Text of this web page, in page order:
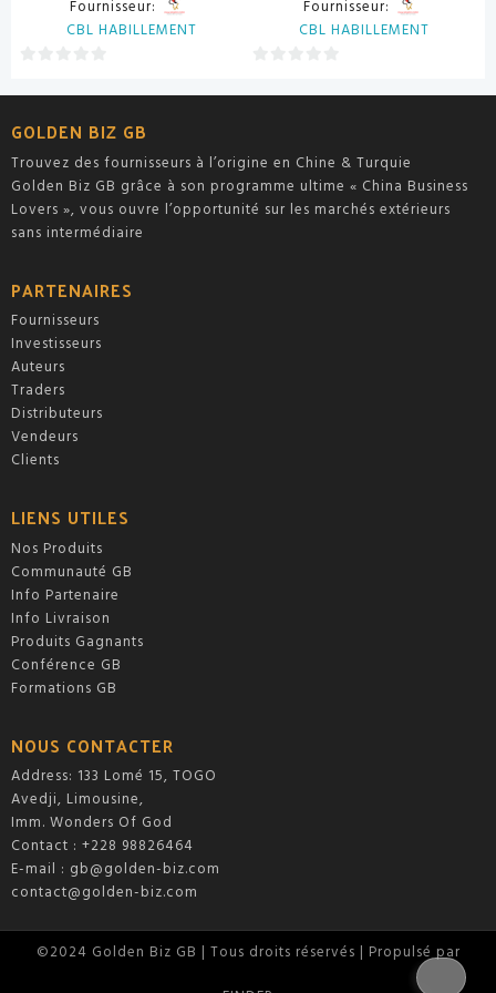
Fournisseur:
CBL HABILLEMENT
sur
Fournisseur:
CBL HABILLEMENT
sur
GOLDEN BIZ GB
Trouvez des fournisseurs à l’origine en Chine & Turquie
Golden Biz GB grâce à son programme ultime « China Business
Lovers », vous ouvre l’opportunité sur les marchés extérieurs
sans intermédiaire
PARTENAIRES
Fournisseurs
Investisseurs
Auteurs
Traders
Distributeurs
Vendeurs
Clients
LIENS UTILES
Nos Produits
Communauté GB
Info Partenaire
Info Livraison
Produits Gagnants
Conférence GB
Formations GB
NOUS CONTACTER
Address: 133 Lomé 15, TOGO
Avedji, Limousine,
Imm. Wonders Of God
Contact : +228 98826464
E-mail : gb@golden-biz.com
contact@golden-biz.com
©2024 Golden Biz GB | Tous droits réservés | Propulsé par